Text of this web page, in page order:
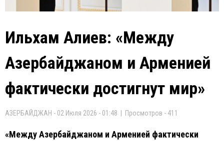
Ильхам Алиев: «Между
Азербайджаном и Арменией
фактически достигнут мир»
АЗЕРБАЙДЖАН - 02 Июля 2026 - 01:48 | Просмотров - 411
«Между Азербайджаном и Арменией фактически